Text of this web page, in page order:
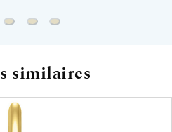
similaires